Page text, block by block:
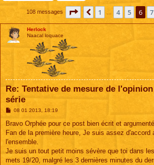
108 messages Page sur 11
Précédente
1 4 5 6 7
Herlock
Naacal loquace
Re: Tentative de mesure de
série
M
s
a
g
08 01 2013, 18:19
Bravo Orphée pour ce post bien écrit et
Fan de la première heure, Je suis assez d'accord
l'ensemble.
Je suis un tout petit moins sévère que toi dans
mets 19/20, malgré les 3 dernières minutes du